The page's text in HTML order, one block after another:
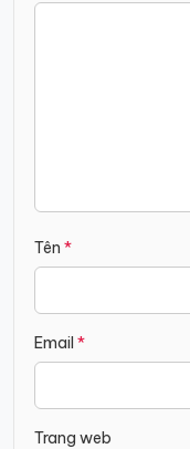
Tên *
Email *
Trang web